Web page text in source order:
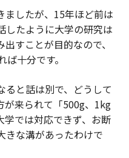
ましたが、15年ほど前は
したように大学の研究は
すことが目的なので、
十分です。
ると話は別で、どうして
が来られて「500g、1kg
学では対応できず、お断
きな溝があったわけで